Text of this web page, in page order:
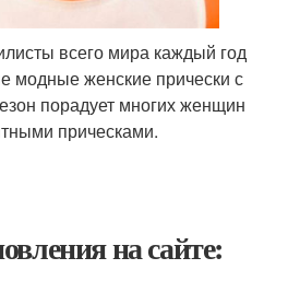
всего мира каждый год
модные женские прически с
порадует многих женщин
прическами.
на сайте: